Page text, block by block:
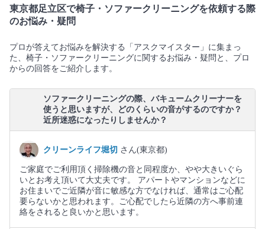
東京都足立区で椅子・ソファークリーニングを依頼する際
のお悩み・疑問
プロが答えてお悩みを解決する「アスクマイスター」に集まっ
た、椅子・ソファークリーニングに関するお悩み・疑問と、プロ
からの回答をご紹介します。
ソファークリーニングの際、バキュームクリーナーを
使うと思いますが、どのくらいの音がするのですか？
近所迷惑になったりしませんか？
クリーンライフ堀切 さん(東京都)
ご家庭でご利用頂く掃除機の音と同程度か、やや大きいぐら
いとお考え頂いて大丈夫です。 アパートやマンションなどに
お住まいでご近隣が音に敏感な方でなければ、通常はご心配
要らないかと思われます。ご心配でしたら近隣の方へ事前連
絡をされると良いかと思います。